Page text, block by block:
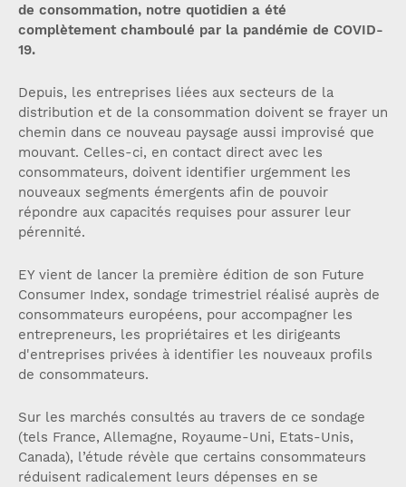
de consommation, notre quotidien a été
complètement chamboulé par la pandémie de COVID-
19.
Depuis, les entreprises liées aux secteurs de la
distribution et de la consommation doivent se frayer un
chemin dans ce nouveau paysage aussi improvisé que
mouvant. Celles-ci, en contact direct avec les
consommateurs, doivent identifier urgemment les
nouveaux segments émergents afin de pouvoir
répondre aux capacités requises pour assurer leur
pérennité.
EY vient de lancer la première édition de son Future
Consumer Index, sondage trimestriel réalisé auprès de
consommateurs européens, pour accompagner les
entrepreneurs, les propriétaires et les dirigeants
d'entreprises privées à identifier les nouveaux profils
de consommateurs.
Sur les marchés consultés au travers de ce sondage
(tels France, Allemagne, Royaume-Uni, Etats-Unis,
Canada), l’étude révèle que certains consommateurs
réduisent radicalement leurs dépenses en se